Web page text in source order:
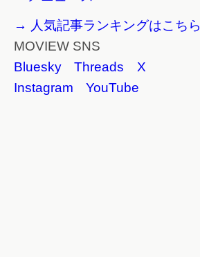
→ 人気記事ランキングはこちら
MOVIEW SNS
Bluesky
Threads
X
Instagram
YouTube